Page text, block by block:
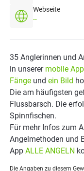
Webseite
--
35 Anglerinnen und
in unserer mobile
Fänge und ein Bild
Die am häufigsten
Flussbarsch. Die
Spinnfischen.
Für mehr Infos zum
Angelmethoden und
App ALLE ANGELN
Die Angaben zu diesem